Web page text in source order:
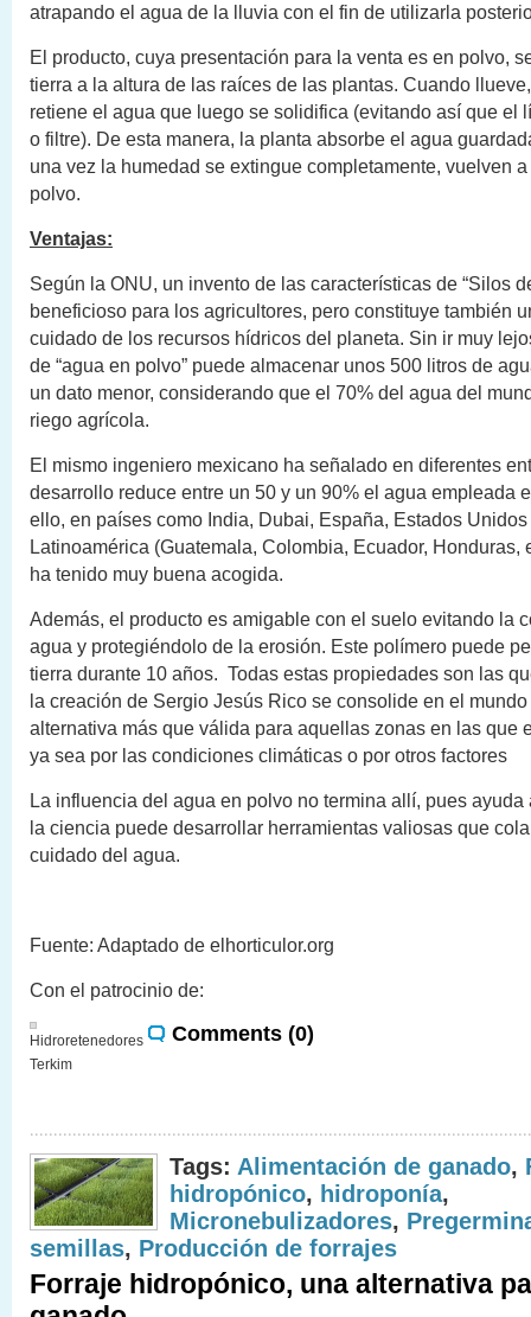
atrapando el agua de la lluvia con el fin de utilizarla
El producto, cuya presentación para la venta es en polvo,
tierra a la altura de las raíces de las plantas. Cuando
retiene el agua que luego se solidifica (evitando así que el
o filtre). De esta manera, la planta absorbe el agua
una vez la humedad se extingue completamente, vuelven
polvo.
Ventajas:
Según la ONU, un invento de las características de “Silos
beneficioso para los agricultores, pero constituye también
cuidado de los recursos hídricos del planeta. Sin ir muy
de “agua en polvo” puede almacenar unos 500 litros de
un dato menor, considerando que el 70% del agua del
riego agrícola.
El mismo ingeniero mexicano ha señalado en diferentes
desarrollo reduce entre un 50 y un 90% el agua empleada
ello, en países como India, Dubai, España, Estados
Latinoamérica (Guatemala, Colombia, Ecuador, Honduras,
ha tenido muy buena acogida.
Además, el producto es amigable con el suelo evitando la
agua y protegiéndolo de la erosión. Este polímero puede
tierra durante 10 años. Todas estas propiedades son las
la creación de Sergio Jesús Rico se consolide en el
alternativa más que válida para aquellas zonas en las que
ya sea por las condiciones climáticas o por otros factores
La influencia del agua en polvo no termina allí, pues ayuda
la ciencia puede desarrollar herramientas valiosas que
cuidado del agua.
Fuente: Adaptado de elhorticulor.org
Con el patrocinio de:
Hidroretenedores
Terkim
Comments (0)
Tags: Alimentación de ganado,
hidropónico, hidroponía,
Micronebulizadores,
semillas, Producción de forrajes
Forraje hidropónico, una alternativa